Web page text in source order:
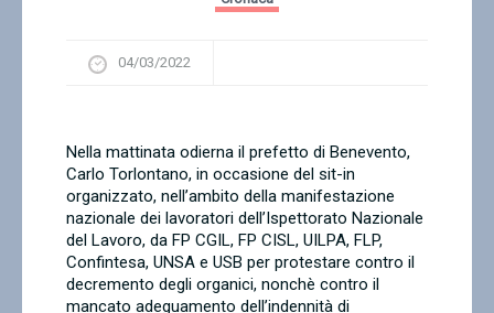
04/03/2022
Nella mattinata odierna il prefetto di Benevento,
Carlo Torlontano, in occasione del sit-in
organizzato, nell’ambito della manifestazione
nazionale dei lavoratori dell’Ispettorato Nazionale
del Lavoro, da FP CGIL, FP CISL, UILPA, FLP,
Confintesa, UNSA e USB per protestare contro il
decremento degli organici, nonchè contro il
mancato adeguamento dell’indennità di